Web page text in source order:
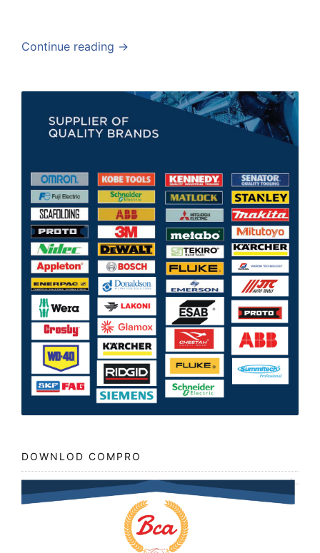
Continue reading →
DOWNLOD COMPRO